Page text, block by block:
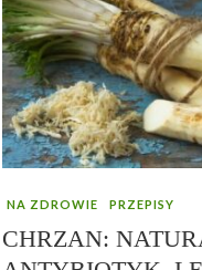
NA ZDROWIE PRZEPISY
CHRZAN: